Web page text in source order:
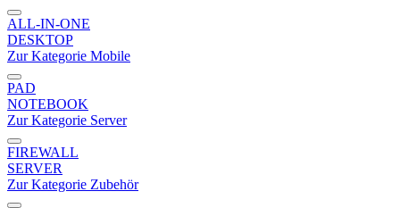
ALL-IN-ONE
DESKTOP
Zur Kategorie Mobile
PAD
NOTEBOOK
Zur Kategorie Server
FIREWALL
SERVER
Zur Kategorie Zubehör